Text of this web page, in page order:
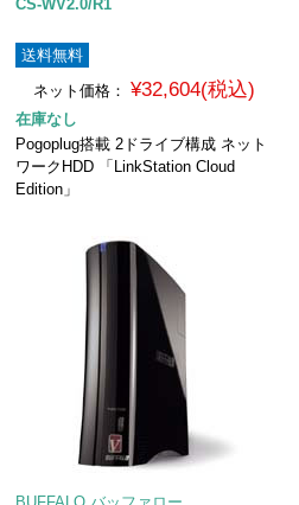
CS-WV2.0/R1
送料無料
ネット価格： ¥32,604(税込)
在庫なし
Pogoplug搭載 2ドライブ構成 ネット
ワークHDD 「LinkStation Cloud
Edition」